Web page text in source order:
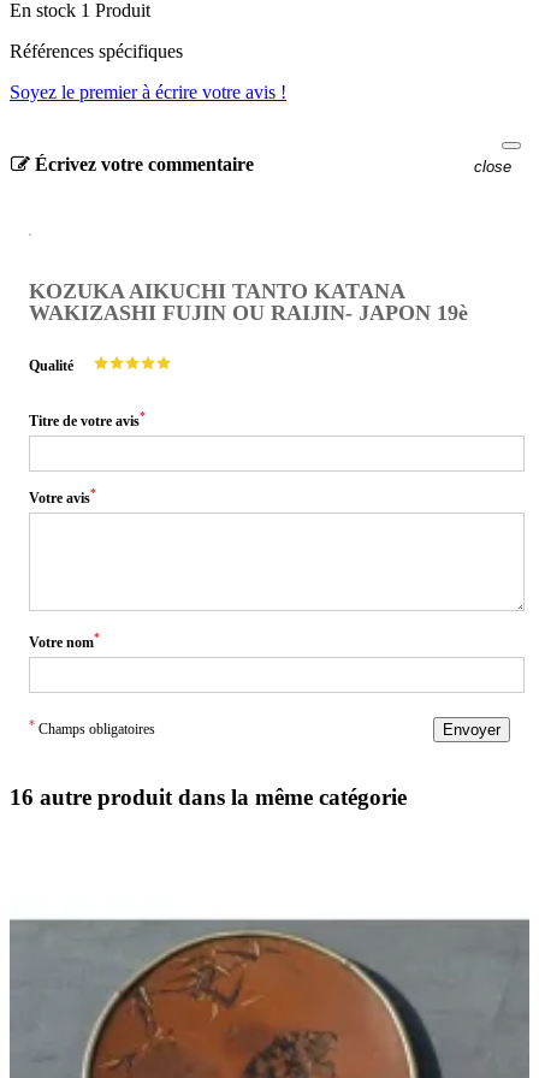
En stock 1 Produit
Références spécifiques
Soyez le premier à écrire votre avis !
Écrivez votre commentaire close
KOZUKA AIKUCHI TANTO KATANA
WAKIZASHI FUJIN OU RAIJIN- JAPON 19è
Qualité
Titre de votre avis*
Votre avis*
Votre nom*
* Champs obligatoires Envoyer
16 autre produit dans la même catégorie